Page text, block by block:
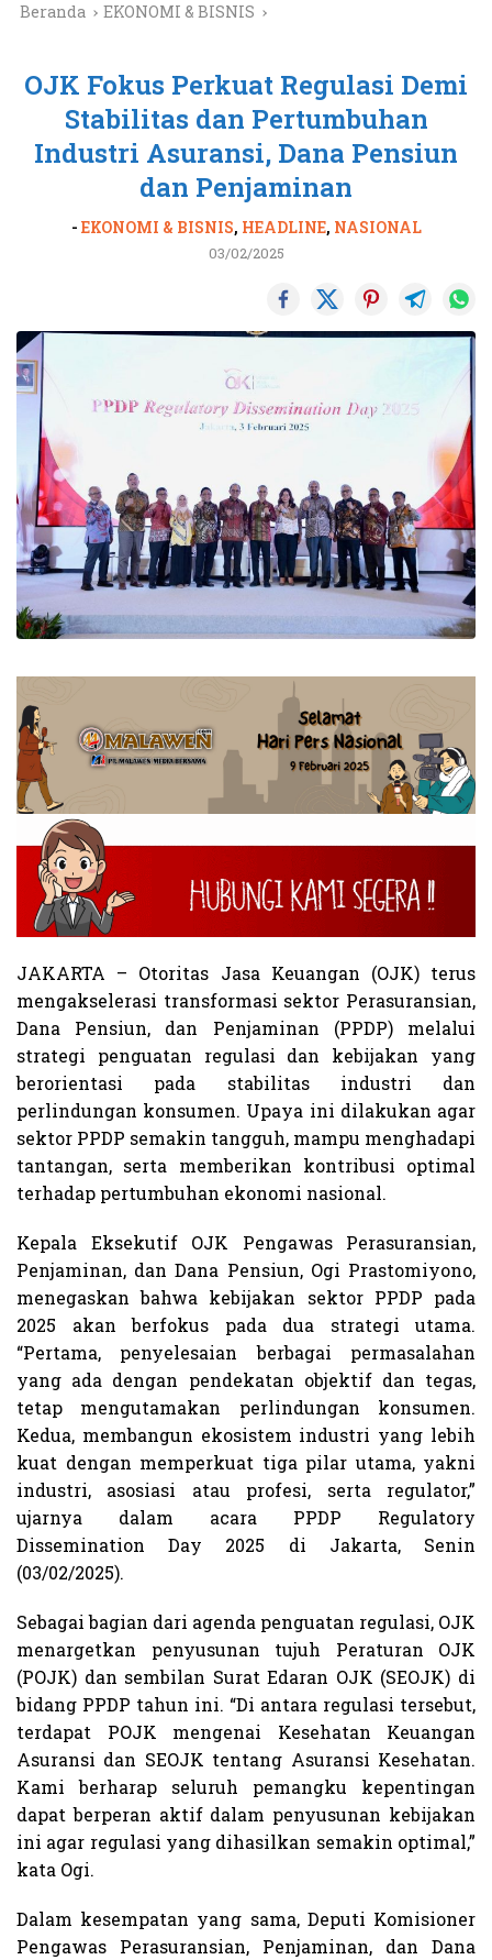
Beranda EKONOMI & BISNIS
OJK Fokus Perkuat Regulasi Demi
Stabilitas dan Pertumbuhan
Industri Asuransi, Dana Pensiun
dan Penjaminan
- EKONOMI & BISNIS, HEADLINE, NASIONAL
03/02/2025
JAKARTA – Otoritas Jasa Keuangan (OJK) terus
mengakselerasi transformasi sektor Perasuransian,
Dana Pensiun, dan Penjaminan (PPDP) melalui
strategi penguatan regulasi dan kebijakan yang
berorientasi pada stabilitas industri dan
perlindungan konsumen. Upaya ini dilakukan agar
sektor PPDP semakin tangguh, mampu menghadapi
tantangan, serta memberikan kontribusi optimal
terhadap pertumbuhan ekonomi nasional.
Kepala Eksekutif OJK Pengawas Perasuransian,
Penjaminan, dan Dana Pensiun, Ogi Prastomiyono,
menegaskan bahwa kebijakan sektor PPDP pada
2025 akan berfokus pada dua strategi utama.
“Pertama, penyelesaian berbagai permasalahan
yang ada dengan pendekatan objektif dan tegas,
tetap mengutamakan perlindungan konsumen.
Kedua, membangun ekosistem industri yang lebih
kuat dengan memperkuat tiga pilar utama, yakni
industri, asosiasi atau profesi, serta regulator,”
ujarnya dalam acara PPDP Regulatory
Dissemination Day 2025 di Jakarta, Senin
(03/02/2025).
Sebagai bagian dari agenda penguatan regulasi, OJK
menargetkan penyusunan tujuh Peraturan OJK
(POJK) dan sembilan Surat Edaran OJK (SEOJK) di
bidang PPDP tahun ini. “Di antara regulasi tersebut,
terdapat POJK mengenai Kesehatan Keuangan
Asuransi dan SEOJK tentang Asuransi Kesehatan.
Kami berharap seluruh pemangku kepentingan
dapat berperan aktif dalam penyusunan kebijakan
ini agar regulasi yang dihasilkan semakin optimal,”
kata Ogi.
Dalam kesempatan yang sama, Deputi Komisioner
Pengawas Perasuransian, Penjaminan, dan Dana